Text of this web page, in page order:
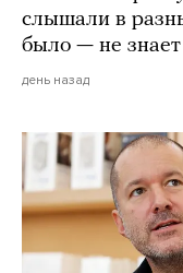
слышали в
было — не
день назад